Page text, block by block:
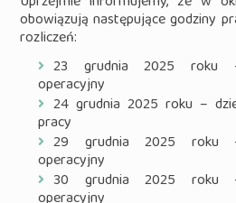
obowiązują następujące godziny
rozliczeń:
23 grudnia 2025 roku
operacyjny
24 grudnia 2025 roku –
pracy
29 grudnia 2025 roku
operacyjny
30 grudnia 2025 roku